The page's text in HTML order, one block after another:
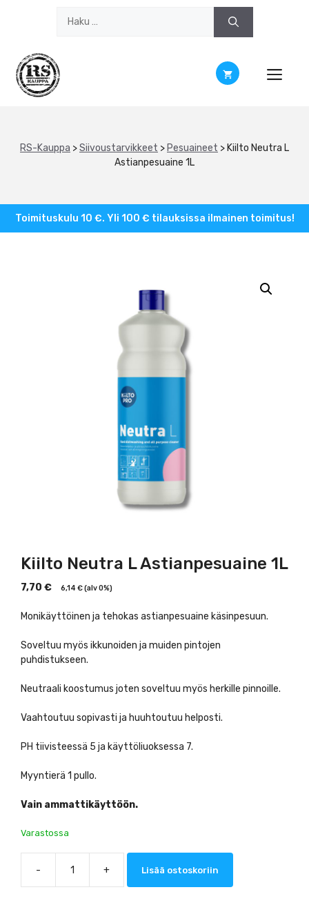
RS-Kauppa >Siivoustarvikkeet > Pesuaineet > Kiilto Neutra L
Astianpesuaine 1L
Toimituskulu 10 €. Yli 100 € tilauksissa ilmainen toimitus!
Kiilto Neutra L Astianpesuaine 1L
7,70 € 6,14 €(alv 0%)
Monikäyttöinen ja tehokas astianpesuaine käsinpesuun.
Soveltuu myös ikkunoiden ja muiden pintojen
puhdistukseen.
Neutraali koostumus joten soveltuu myös herkille pinnoille.
Vaahtoutuu sopivasti ja huuhtoutuu helposti.
PH tiivisteessä 5 ja käyttöliuoksessa 7.
Myyntierä 1 pullo.
Vain ammattikäyttöön.
Varastossa
-
Kiilto
Neutra
+ Lisää ostoskoriin